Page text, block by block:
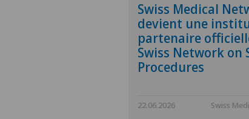
Swiss Medical
devient une
partenaire
Swiss Network on
Procedures
22.06.2026 Swiss